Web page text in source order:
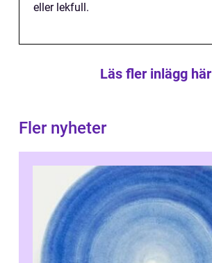
eller lekfull.
Läs fler inlägg här
Fler nyheter